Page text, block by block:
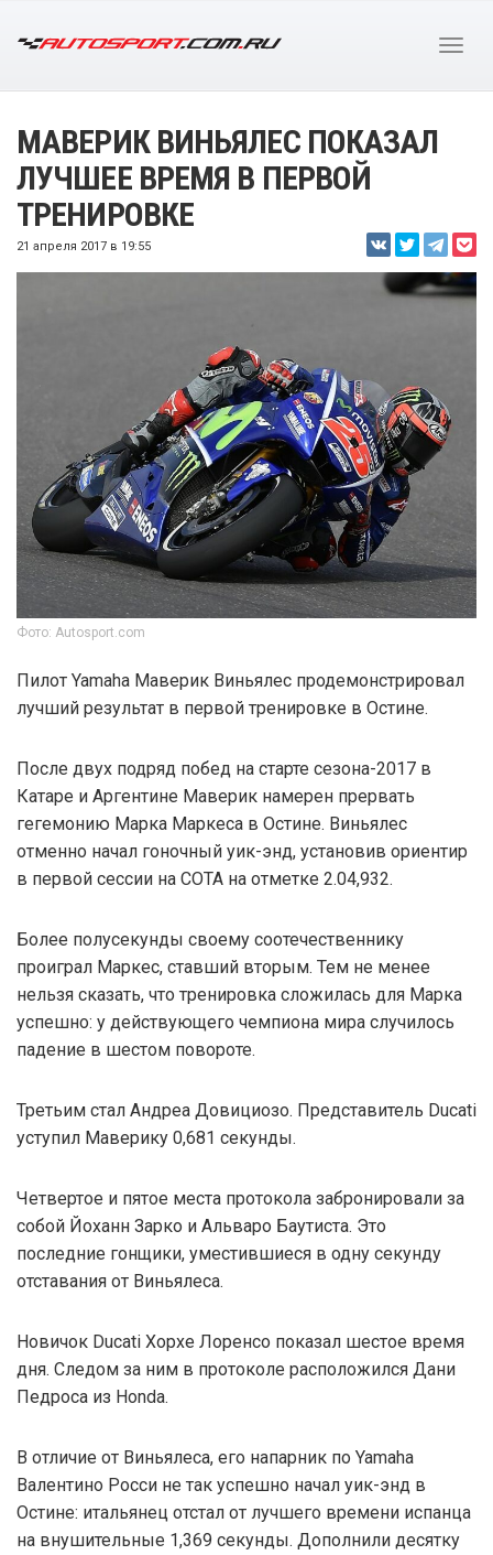
МАВЕРИК ВИНЬЯЛЕС ПОКАЗАЛ
ЛУЧШЕЕ ВРЕМЯ В ПЕРВОЙ
ТРЕНИРОВКЕ
21 апреля 2017 в 19:55
Фото: Autosport.com
Пилот Yamaha Маверик Виньялес продемонстрировал
лучший результат в первой тренировке в Остине.
После двух подряд побед на старте сезона-2017 в
Катаре и Аргентине Маверик намерен прервать
гегемонию Марка Маркеса в Остине. Виньялес
отменно начал гоночный уик-энд, установив ориентир
в первой сессии на COTA на отметке 2.04,932.
Более полусекунды своему соотечественнику
проиграл Маркес, ставший вторым. Тем не менее
нельзя сказать, что тренировка сложилась для Марка
успешно: у действующего чемпиона мира случилось
падение в шестом повороте.
Третьим стал Андреа Довициозо. Представитель Ducati
уступил Маверику 0,681 секунды.
Четвертое и пятое места протокола забронировали за
собой Йоханн Зарко и Альваро Баутиста. Это
последние гонщики, уместившиеся в одну секунду
отставания от Виньялеса.
Новичок Ducati Хорхе Лоренсо показал шестое время
дня. Следом за ним в протоколе расположился Дани
Педроса из Honda.
В отличие от Виньялеса, его напарник по Yamaha
Валентино Росси не так успешно начал уик-энд в
Остине: итальянец отстал от лучшего времени испанца
на внушительные 1,369 секунды. Дополнили десятку